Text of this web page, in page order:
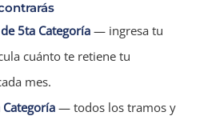
5ta Categoría— ingresa tu
cuánto te retiene tu
mes.
— todos los tramos y